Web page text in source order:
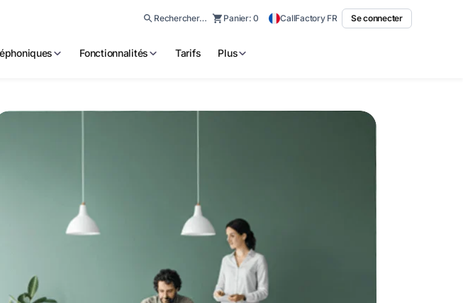
Rechercher… Panier:0 CallFactory FR Se connecter
Fonctionnalités Tarifs Plus